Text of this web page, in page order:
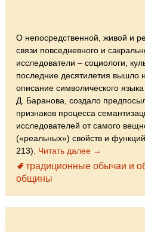
О непосредственной, живой и
связи повседневного и
исследователи – социологи,
последние десятилетия вышло
описание символического
Д. Баранова, создало
признаков процесса
исследователей от самого
(«реальных») свойств и
213). Читать далее →
традиционные обычаи и
общины